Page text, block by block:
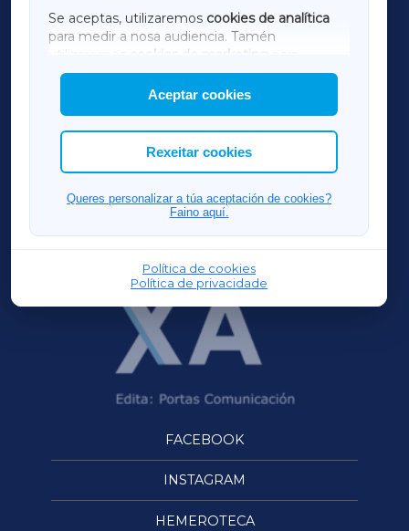
Se aceptas, utilizaremos cookies de analítica
para medir a nosa audiencia. Tamén
utilizaremos
cookies de marketing
mostrar publicidade de terceiros.
Así mesmo, podes personalizar a elección das
cookies que desexas permitir.
Aceptar cookies
Rexeitar cookies
Queres personalizar a túa aceptación de cookies?
Faino aquí.
Política de cookies
Política de privacidade
AMARIÑAXA
RIBEIRASACRAXA
ACORUÑAXA
FERROLXA
OURENSEXA
FACEBOOK
INSTAGRAM
HEMEROTECA